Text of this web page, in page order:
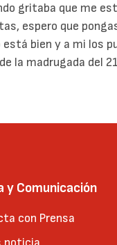
gritaba que me
espero que
está bien y a mi los
la madrugada del
y Comunicación
con Prensa